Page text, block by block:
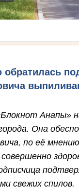
обратилась
Анапы»
Она
по её
свежих спилов.